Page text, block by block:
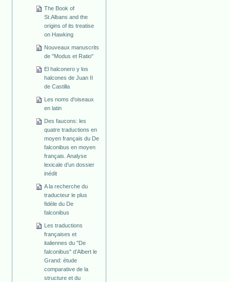
The Book of
St.Albans and the
origins of its treatise
on Hawking
Nouveaux manuscrits
de "Modus et Ratio"
El halconero y los
halcones de Juan II
de Castilla
Les noms d'oiseaux
en latin
Des faucons: les
quatre traductions en
moyen français du De
falconibus en moyen
français. Analyse
lexicale d’un dossier
inédit
A la recherche du
traducteur le plus
fidèle du De
falconibus
Les traductions
françaises et
italiennes du "De
falconibus" d’Albert le
Grand: étude
comparative de la
structure et du